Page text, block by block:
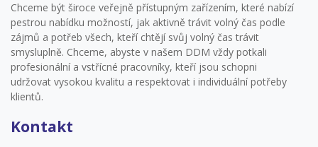
Chceme být široce veřejně přístupným zařízením, které nabízí
pestrou nabídku možností, jak aktivně trávit volný čas podle
zájmů a potřeb všech, kteří chtějí svůj volný čas trávit
smysluplně. Chceme, abyste v našem DDM vždy potkali
profesionální a vstřícné pracovníky, kteří jsou schopni
udržovat vysokou kvalitu a respektovat i individuální potřeby
klientů.
Kontakt